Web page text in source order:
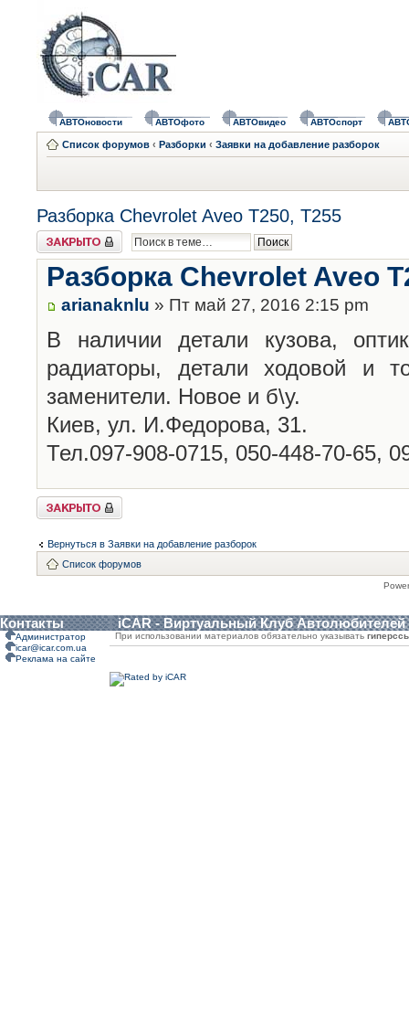
АВТОновости АВТОфото АВТОвидео АВТОспорт
Список форумов ‹ Разборки ‹ Заявки на добавление разборок
Разборка Chevrolet Aveo T250, T255
Закрыто
Разборка Chevrolet Aveo
arianaknlu » Пт май 27, 2016 2:15 pm
В наличии детали кузова,
радиаторы, детали ходовой и
заменители. Новое и б\у.
Киев, ул. И.Федорова, 31.
Тел.097-908-0715, 050-448-70-65,
Закрыто
Вернуться в Заявки на добавление разборок
Список форумов
Контакты iCAR - Виртуальный Клуб Автолюбителей
Администратор
icar@icar.com.ua
Реклама на сайте
При использовании материалов обязательно указывать